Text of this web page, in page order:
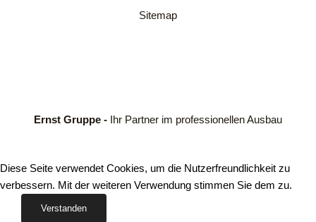
Sitemap
Ernst Gruppe - Ihr Partner im professionellen Ausbau
Diese Seite verwendet Cookies, um die Nutzerfreundlichkeit zu
verbessern. Mit der weiteren Verwendung stimmen Sie dem zu.
Verstanden